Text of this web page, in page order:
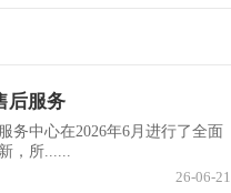
后服务
务中心在2026年6月进行了全面
，所......
26-06-21